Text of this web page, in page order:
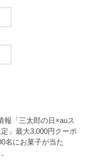
報「三太郎の日×auス
」最大3,000円クーポ
名にお菓子が当た